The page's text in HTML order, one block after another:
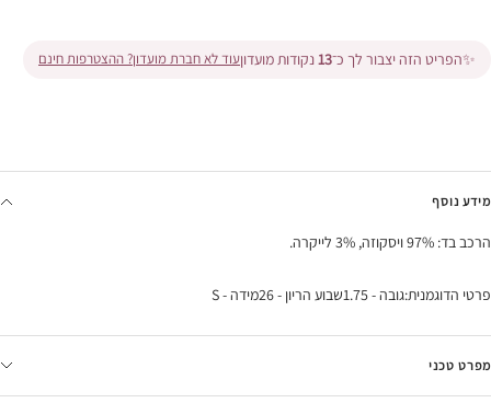
✨הפריט הזה יצבור לך כ־13נקודות מועדוןעוד לא חברת מועדון? ההצטרפות חינם
מידע נוסף
הרכב בד: 97% ויסקוזה, 3% לייקרה.
פרטי הדוגמנית:גובה - 1.75שבוע הריון - 26מידה - S
מפרט טכני